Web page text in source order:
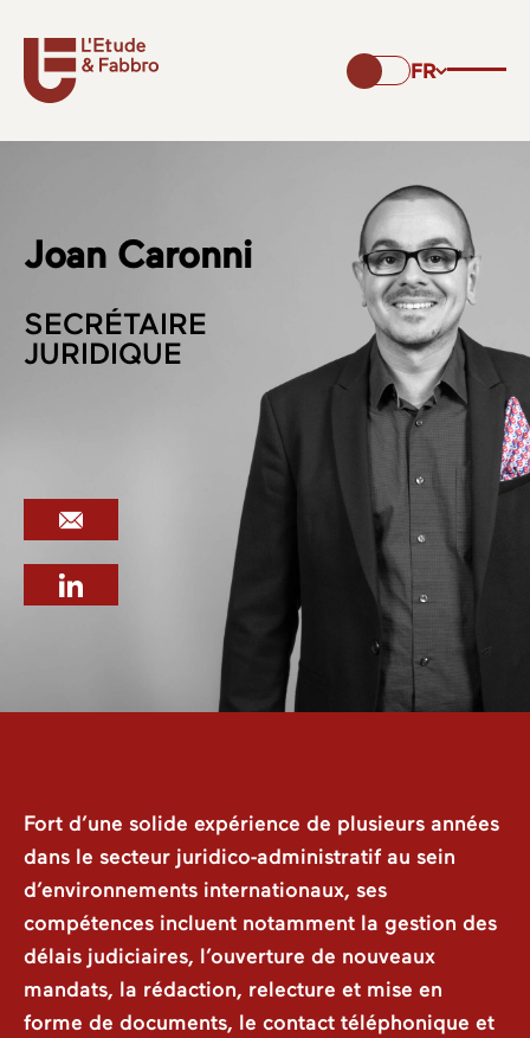
FR
Joan Caronni
SECRÉTAIRE
JURIDIQUE
Fort d’une solide expérience de plusieurs années
dans le secteur juridico-administratif au sein
d’environnements internationaux, ses
compétences incluent notamment la gestion des
délais judiciaires, l’ouverture de nouveaux
mandats, la rédaction, relecture et mise en
forme de documents, le contact téléphonique et